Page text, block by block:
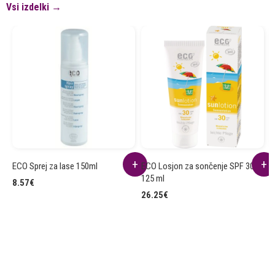
Vsi izdelki →
ECO Sprej za lase 150ml
8.57€
ECO Losjon za sončenje SPF 30
125 ml
26.25€